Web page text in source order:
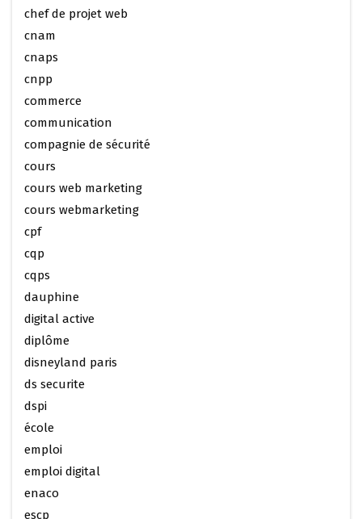
chef de projet web
cnam
cnaps
cnpp
commerce
communication
compagnie de sécurité
cours
cours web marketing
cours webmarketing
cpf
cqp
cqps
dauphine
digital active
diplôme
disneyland paris
ds securite
dspi
école
emploi
emploi digital
enaco
escp